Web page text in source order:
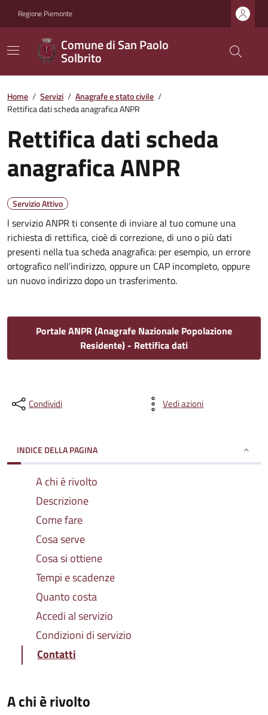
Regione Piemonte
Comune di San Paolo
Solbrito
Home / Servizi / Anagrafe e stato civile /
Rettifica dati scheda anagrafica ANPR
Rettifica dati scheda
anagrafica ANPR
Servizio Attivo
l servizio ANPR ti consente di inviare al tuo comune una
richiesta di rettifica, cioè di correzione, di uno o più dati
presenti nella tua scheda anagrafica: per esempio, un errore
ortografico nell’indirizzo, oppure un CAP incompleto, oppure
un nuovo indirizzo dopo un trasferimento.
Portale ANPR (Anagrafe Nazionale Popolazione
Residente) - Rettifica dati
Condividi Vedi azioni
INDICE DELLA PAGINA
A chi è rivolto
Descrizione
Come fare
Cosa serve
Cosa si ottiene
Tempi e scadenze
Quanto costa
Accedi al servizio
Condizioni di servizio
Contatti
A chi è rivolto